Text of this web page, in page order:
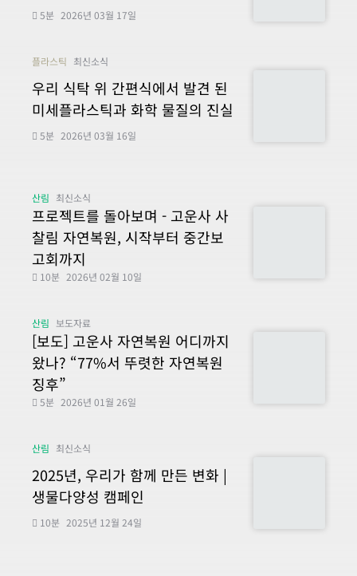
5분 2026년 03월 17일
플라스틱 최신소식
우리 식탁 위 간편식에서 발견 된
미세플라스틱과 화학 물질의 진실
5분 2026년 03월 16일
산림 최신소식
프로젝트를 돌아보며 - 고운사 사
찰림 자연복원, 시작부터 중간보
고회까지
10분 2026년 02월 10일
산림 보도자료
[보도] 고운사 자연복원 어디까지
왔나? “77%서 뚜렷한 자연복원
징후”
5분 2026년 01월 26일
산림 최신소식
2025년, 우리가 함께 만든 변화 |
생물다양성 캠페인
10분 2025년 12월 24일